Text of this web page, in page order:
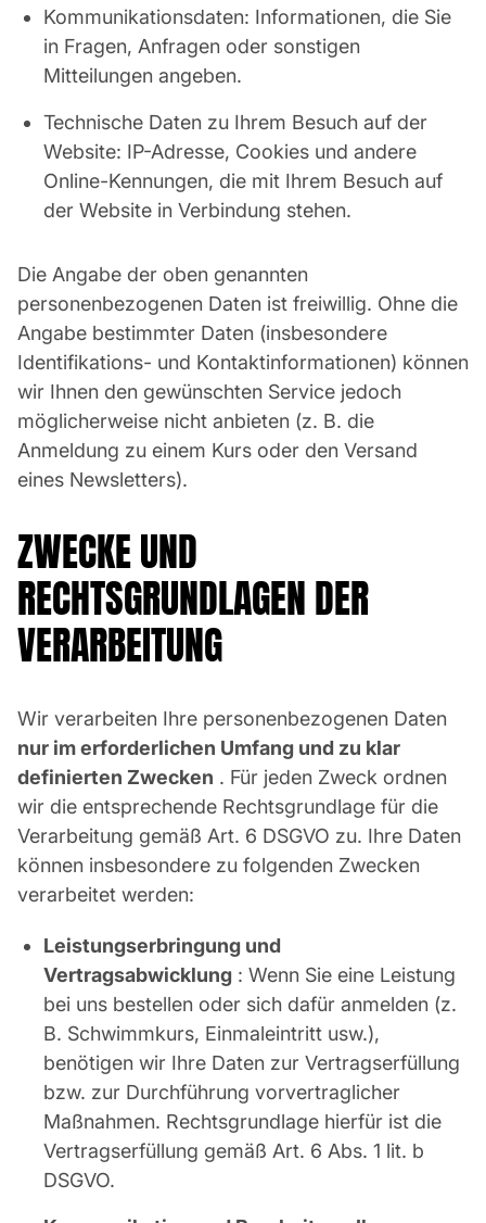
Kommunikationsdaten: Informationen, die Sie
in Fragen, Anfragen oder sonstigen
Mitteilungen angeben.
Technische Daten zu Ihrem Besuch auf der
Website: IP-Adresse, Cookies und andere
Online-Kennungen, die mit Ihrem Besuch auf
der Website in Verbindung stehen.
Die Angabe der oben genannten
personenbezogenen Daten ist freiwillig. Ohne die
Angabe bestimmter Daten (insbesondere
Identifikations- und Kontaktinformationen) können
wir Ihnen den gewünschten Service jedoch
möglicherweise nicht anbieten (z. B. die
Anmeldung zu einem Kurs oder den Versand
eines Newsletters).
ZWECKE UND
RECHTSGRUNDLAGEN DER
VERARBEITUNG
Wir verarbeiten Ihre personenbezogenen Daten
nur im erforderlichen Umfang und zu klar
definierten Zwecken . Für jeden Zweck ordnen
wir die entsprechende Rechtsgrundlage für die
Verarbeitung gemäß Art. 6 DSGVO zu. Ihre Daten
können insbesondere zu folgenden Zwecken
verarbeitet werden:
Leistungserbringung und
Vertragsabwicklung : Wenn Sie eine Leistung
bei uns bestellen oder sich dafür anmelden (z.
B. Schwimmkurs, Einmaleintritt usw.),
benötigen wir Ihre Daten zur Vertragserfüllung
bzw. zur Durchführung vorvertraglicher
Maßnahmen. Rechtsgrundlage hierfür ist die
Vertragserfüllung gemäß Art. 6 Abs. 1 lit. b
DSGVO.